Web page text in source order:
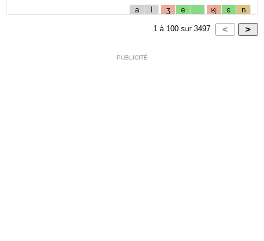
a l ʒ e ʁj ɛ n
1 à 100 sur 3497
PUBLICITÉ